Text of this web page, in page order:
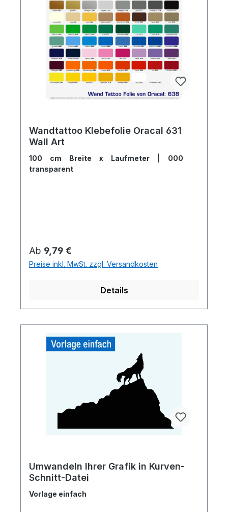
Wandtattoo Klebefolie Oracal 631
Wall Art
100 cm Breite x Laufmeter
000
transparent
Regulärer Preis:
Ab 9,79 €
Preise inkl. MwSt. zzgl. Versandkosten
Details
Umwandeln Ihrer Grafik in Kurven-
Schnitt-Datei
Vorlage einfach